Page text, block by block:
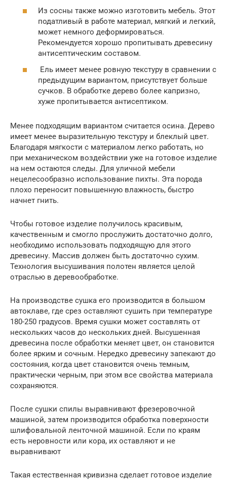
Из сосны также можно изготовить мебель. Этот
податливый в работе материал, мягкий и легкий,
может немного деформироваться.
Рекомендуется хорошо пропитывать древесину
антисептическим составом.
Ель имеет менее ровную текстуру в сравнении с
предыдущим вариантом, присутствует больше
сучков. В обработке дерево более капризно,
хуже пропитывается антисептиком.
Менее подходящим вариантом считается осина. Дерево
имеет менее выразительную текстуру и блеклый цвет.
Благодаря мягкости с материалом легко работать, но
при механическом воздействии уже на готовое изделие
на нем остаются следы. Для уличной мебели
нецелесообразно использование пихты. Эта порода
плохо переносит повышенную влажность, быстро
начнет гнить.
Чтобы готовое изделие получилось красивым,
качественным и смогло прослужить достаточно долго,
необходимо использовать подходящую для этого
древесину. Массив должен быть достаточно сухим.
Технология высушивания полотен является целой
отраслью в деревообработке.
На производстве сушка его производится в большом
автоклаве, где срез оставляют сушить при температуре
180-250 градусов. Время сушки может составлять от
нескольких часов до нескольких дней. Высушенная
древесина после обработки меняет цвет, он становится
более ярким и сочным. Нередко древесину запекают до
состояния, когда цвет становится очень темным,
практически черным, при этом все свойства материала
сохраняются.
После сушки спилы выравнивают фрезеровочной
машиной, затем производится обработка поверхности
шлифовальной ленточной машиной. Если по краям
есть неровности или кора, их оставляют и не
выравнивают
Такая естественная кривизна сделает готовое изделие